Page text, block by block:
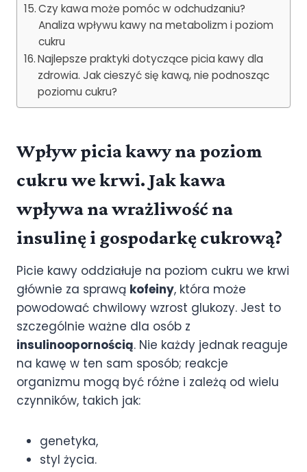
Czy kawa może pomóc w odchudzaniu?
Analiza wpływu kawy na metabolizm i poziom
cukru
Najlepsze praktyki dotyczące picia kawy dla
zdrowia. Jak cieszyć się kawą, nie podnosząc
poziomu cukru?
Wpływ picia kawy na poziom
cukru we krwi. Jak kawa
wpływa na wrażliwość na
insulinę i gospodarkę cukrową?
Picie kawy oddziałuje na poziom cukru we krwi
głównie za sprawą kofeiny, która może
powodować chwilowy wzrost glukozy. Jest to
szczególnie ważne dla osób z
insulinoopornością. Nie każdy jednak reaguje
na kawę w ten sam sposób; reakcje
organizmu mogą być różne i zależą od wielu
czynników, takich jak:
genetyka,
styl życia.